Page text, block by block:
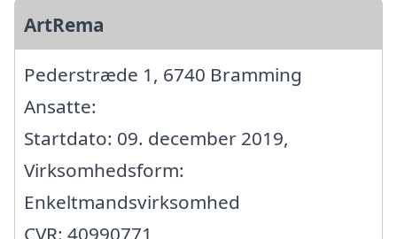
ArtRema
Pederstræde 1, 6740 Bramming
Ansatte:
Startdato: 09. december 2019,
Virksomhedsform:
Enkeltmandsvirksomhed